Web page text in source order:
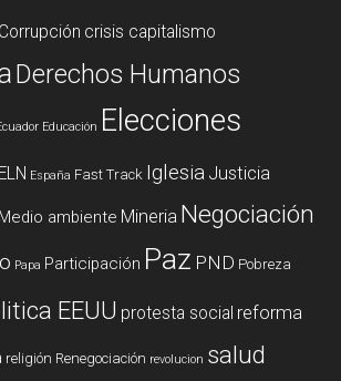
Corrupción crisis capitalismo
Derechos Humanos
Educación Elecciones
ELN España Fast Track Iglesia Justicia
Medio ambiente Mineria Negociación
Papa Participación Paz PND Pobreza
EEUU protesta social reforma
religión Renegociación revolucion salud